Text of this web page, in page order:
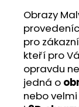
Obrazy
pro
kteří pro
opravdu
jedná o
nebo